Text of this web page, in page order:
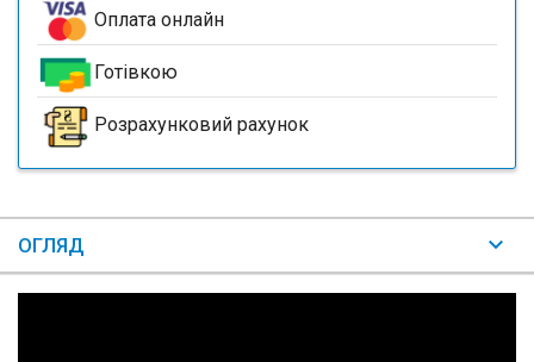
Оплата онлайн
Готівкою
Розрахунковий рахунок
ОГЛЯД